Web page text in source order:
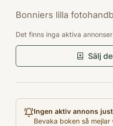
Bonniers lilla
9100430579
Bonnier
Utgivningsår
Antal sidor
239
Det finns inga aktiva
Sälj
Ingen aktiv annons
Bevaka boken så